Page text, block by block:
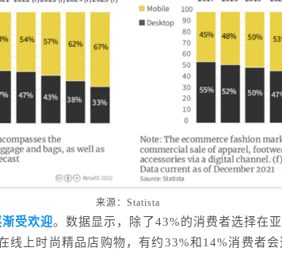
来源：Statista
受欢迎。数据显示，除了43%的消费者选择在
线上时尚精品店购物，有约33%和14%消费者